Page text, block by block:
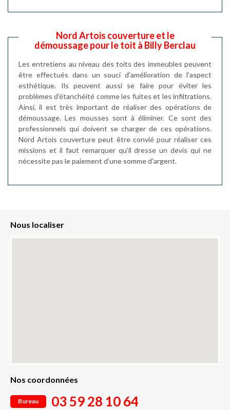
Nord Artois couverture et le
démoussage pour le toit à Billy Berclau
Les entretiens au niveau des toits des immeubles peuvent
être effectués dans un souci d'amélioration de l'aspect
esthétique. Ils peuvent aussi se faire pour éviter les
problèmes d'étanchéité comme les fuites et les infiltrations.
Ainsi, il est très important de réaliser des opérations de
démoussage. Les mousses sont à éliminer. Ce sont des
professionnels qui doivent se charger de ces opérations.
Nord Artois couverture peut être convié pour réaliser ces
missions et il faut remarquer qu'il dresse un devis qui ne
nécessite pas le paiement d'une somme d'argent.
Nous localiser
Nos coordonnées
Bureau 03 59 28 10 64